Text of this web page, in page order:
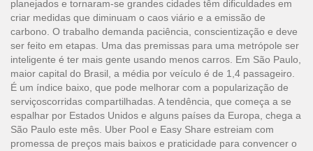
planejados e tornaram-se grandes cidades têm dificuldades em
criar medidas que diminuam o caos viário e a emissão de
carbono. O trabalho demanda paciência, conscientização e deve
ser feito em etapas. Uma das premissas para uma metrópole ser
inteligente é ter mais gente usando menos carros. Em São Paulo,
maior capital do Brasil, a média por veículo é de 1,4 passageiro.
É um índice baixo, que pode melhorar com a popularização de
serviçoscorridas compartilhadas. A tendência, que começa a se
espalhar por Estados Unidos e alguns países da Europa, chega a
São Paulo este mês. Uber Pool e Easy Share estreiam com
promessa de preços mais baixos e praticidade para convencer o